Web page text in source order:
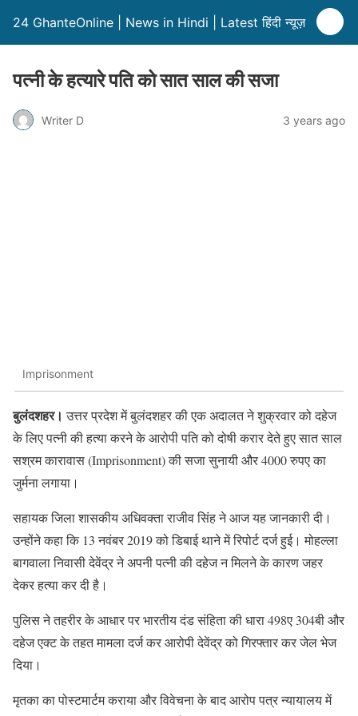
24 GhanteOnline | News in Hindi | Latest हिंदी न्यूज़
पत्नी के हत्यारे पति को सात साल की सजा
Writer D 3 years ago
Imprisonment
बुलंदशहर। उत्तर प्रदेश में बुलंदशहर की एक अदालत ने शुक्रवार को दहेज
के लिए पत्नी की हत्या करने के आरोपी पति को दोषी करार देते हुए सात साल
सश्रम कारावास (Imprisonment) की सजा सुनायी और 4000 रुपए का
जुर्मना लगाया।
सहायक जिला शासकीय अधिवक्ता राजीव सिंह ने आज यह जानकारी दी।
उन्होंने कहा कि 13 नवंबर 2019 को डिबाई थाने में रिपोर्ट दर्ज हुई। मोहल्ला
बागवाला निवासी देवेंद्र ने अपनी पत्नी की दहेज न मिलने के कारण जहर
देकर हत्या कर दी है।
पुलिस ने तहरीर के आधार पर भारतीय दंड संहिता की धारा 498ए 304बी और
दहेज एक्ट के तहत मामला दर्ज कर आरोपी देवेंद्र को गिरफ्तार कर जेल भेज
दिया।
मृतका का पोस्टमार्टम कराया और विवेचना के बाद आरोप पत्र न्यायालय में